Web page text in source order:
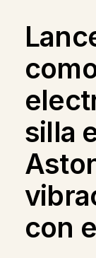
silla
con